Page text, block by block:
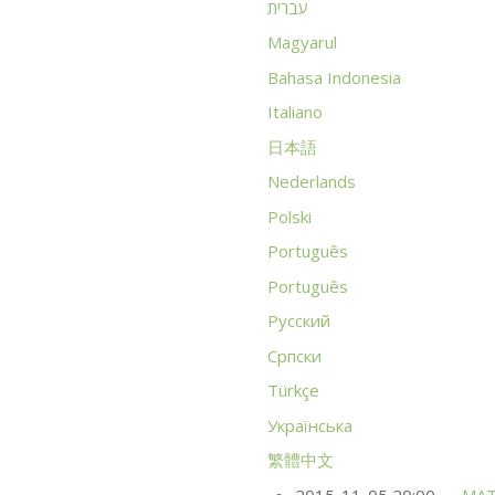
עברית
Magyarul
Bahasa Indonesia
Italiano
日本語
Nederlands
Polski
Português
Português
Русский
Српски
Türkçe
Українська
繁體中文